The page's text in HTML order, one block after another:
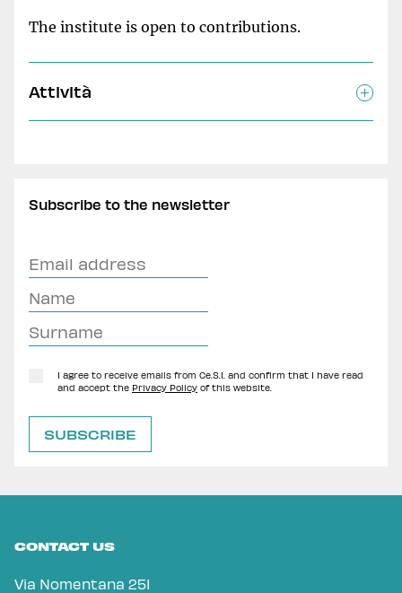
The institute is open to contributions.
Attività
Subscribe to the newsletter
I agree to receive emails from Ce.S.I. and confirm that I have read
and accept the Privacy Policy of this website.
CONTACT US
Via Nomentana 251